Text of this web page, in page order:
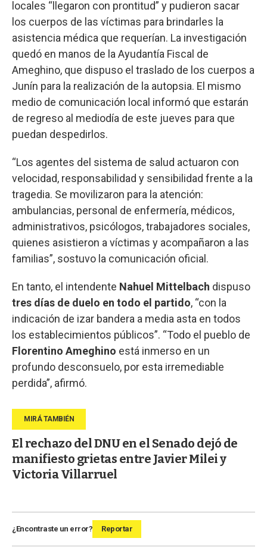
locales “llegaron con prontitud” y pudieron sacar
los cuerpos de las víctimas para brindarles la
asistencia médica que requerían. La investigación
quedó en manos de la Ayudantía Fiscal de
Ameghino, que dispuso el traslado de los cuerpos a
Junín para la realización de la autopsia. El mismo
medio de comunicación local informó que estarán
de regreso al mediodía de este jueves para que
puedan despedirlos.
“Los agentes del sistema de salud actuaron con
velocidad, responsabilidad y sensibilidad frente a la
tragedia. Se movilizaron para la atención:
ambulancias, personal de enfermería, médicos,
administrativos, psicólogos, trabajadores sociales,
quienes asistieron a víctimas y acompañaron a las
familias”, sostuvo la comunicación oficial.
En tanto, el intendente Nahuel Mittelbach dispuso
tres días de duelo en todo el partido, “con la
indicación de izar bandera a media asta en todos
los establecimientos públicos”. “Todo el pueblo de
Florentino Ameghino está inmerso en un
profundo desconsuelo, por esta irremediable
perdida”, afirmó.
El rechazo del DNU en el Senado dejó de
manifiesto grietas entre Javier Milei y
Victoria Villarruel
¿Encontraste un error? Reportar